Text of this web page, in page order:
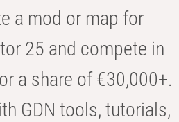
a mod or map for
25 and compete in
a share of €30,000+.
GDN tools, tutorials,